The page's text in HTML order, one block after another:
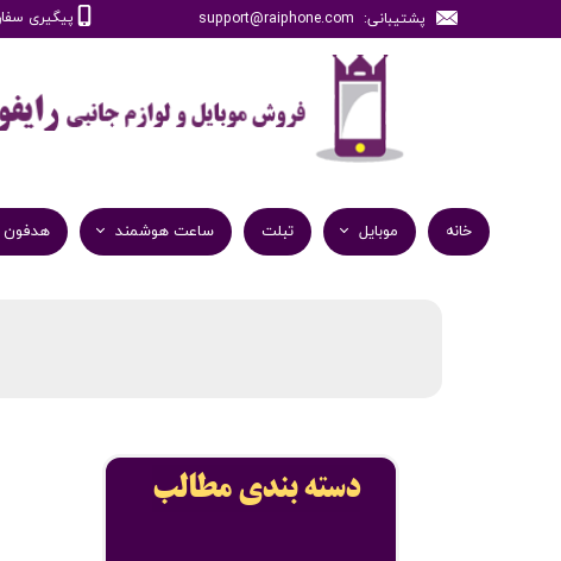
پشتیبانی: support@raiphone.com پیگیری سفارش:
خانه
موبایل تبلت ساعت هوشمند هدفون
دسته بندی مطالب